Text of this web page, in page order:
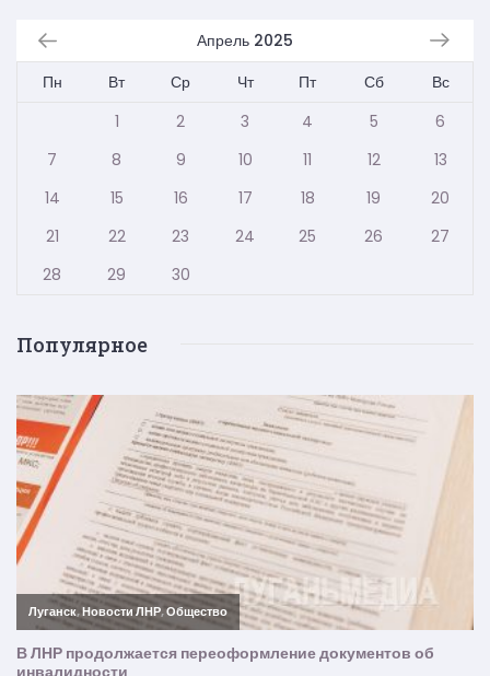
Апрель 2025
Пн
Вт Ср Чт Пт Сб
Вс
1
2 3 4 5
6
7
8 9 10 11 12
13
14
15 16 17 18 19
20
21
22 23 24 25 26
27
28
29 30
Популярное